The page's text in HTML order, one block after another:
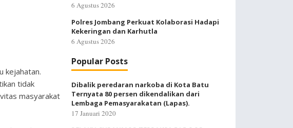
kejahatan.
tidak
masyarakat
6 Agustus 2026
Polres Jombang Perkuat Kolaborasi Hadapi
Kekeringan dan Karhutla
6 Agustus 2026
Popular Posts
Dibalik peredaran narkoba di Kota Batu
Ternyata 80 persen dikendalikan dari
Lembaga Pemasyarakatan (Lapas).
17 Januari 2020